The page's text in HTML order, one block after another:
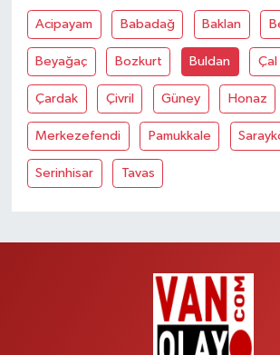
Acipayam Babadağ Baklan
Beyağaç Bozkurt Buldan Çal
Çardak Çivril Güney Honaz
Merkezefendi Pamukkale
Serinhisar Tavas